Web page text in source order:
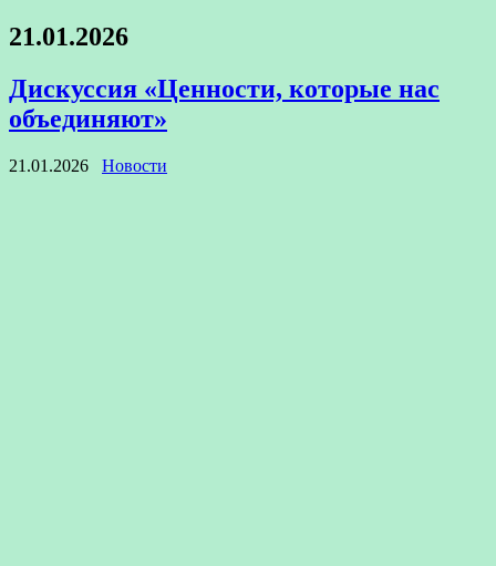
21.01.2026
Дискуссия «Ценности, которые нас
объединяют»
21.01.2026 Новости